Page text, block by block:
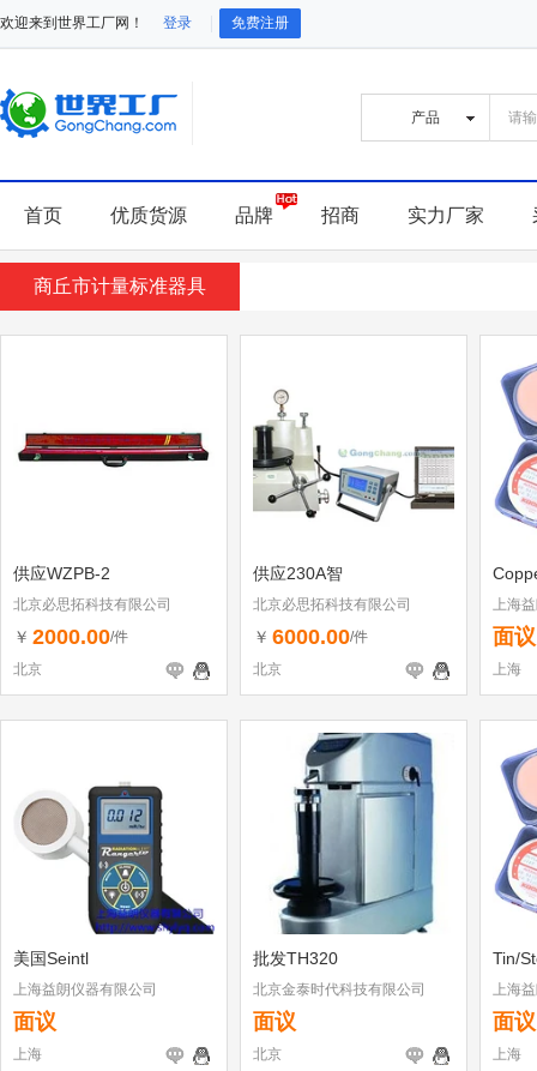
欢迎来到世界工厂网！ 登录 免费注册
首页 优质货源 品牌 招商 实力厂家
商丘市计量标准器具
供应WZPB-2
北京必思拓科技有限公司
￥ 2000.00/件
北京
供应230A智
北京必思拓科技有限公司
￥ 6000.00/件
北京
上海
面议
上海
美国Seintl
上海益朗仪器有限公司
面议
上海
批发TH320
北京金泰时代科技有限公司
面议
北京
Tin/
上海
面议
上海